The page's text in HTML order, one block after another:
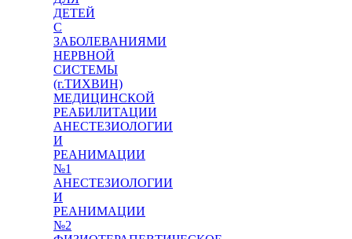
ДЕТЕЙ
С
ЗАБОЛЕВАНИЯМИ
НЕРВНОЙ
СИСТЕМЫ
(г.ТИХВИН)
МЕДИЦИНСКОЙ
РЕАБИЛИТАЦИИ
АНЕСТЕЗИОЛОГИИ
И
РЕАНИМАЦИИ
№1
АНЕСТЕЗИОЛОГИИ
И
РЕАНИМАЦИИ
№2